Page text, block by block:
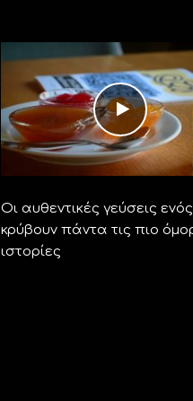
Οι αυθεντικές γεύσεις
κρύβουν πάντα τις πιο
ιστορίες